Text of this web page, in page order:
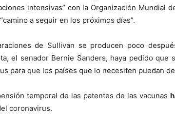
intensivas” con la Organización Mundial
a seguir en los próximos días”.
de Sullivan se producen poco
el senador Bernie Sanders, haya pedido que
para que los países que lo necesiten puedan
temporal de las patentes de las vacunas
coronavirus.